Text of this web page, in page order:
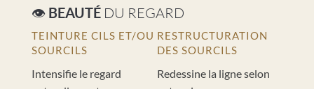
👁️ BEAUTÉDU REGARD
TEINTURE CILS ET/OU
SOURCILS
Intensifie le regard
RESTRUCTURATION
DES SOURCILS
Redessine la ligne selon